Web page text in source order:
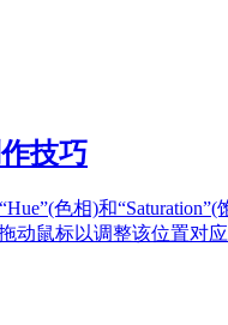
技巧
色相)和
动鼠标以调整该位置对